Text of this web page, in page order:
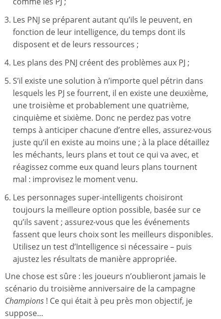
Les PNJ se préparent autant qu’ils le peuvent, en
fonction de leur intelligence, du temps dont ils
disposent et de leurs ressources ;
Les plans des PNJ créent des problèmes aux PJ ;
S’il existe une solution à n’importe quel pétrin dans
lesquels les PJ se fourrent, il en existe une deuxième,
une troisième et probablement une quatrième,
cinquième et sixième. Donc ne perdez pas votre
temps à anticiper chacune d’entre elles, assurez-vous
juste qu’il en existe au moins une ; à la place détaillez
les méchants, leurs plans et tout ce qui va avec, et
réagissez comme eux quand leurs plans tournent
mal : improvisez le moment venu.
Les personnages super-intelligents choisiront
toujours la meilleure option possible, basée sur ce
qu’ils savent ; assurez-vous que les événements
fassent que leurs choix sont les meilleurs disponibles.
Utilisez un test d’Intelligence si nécessaire – puis
ajustez les résultats de manière appropriée.
Une chose est sûre : les joueurs n’oublieront jamais le
scénario du troisième anniversaire de la campagne
Champions ! Ce qui était à peu près mon objectif, je
suppose…